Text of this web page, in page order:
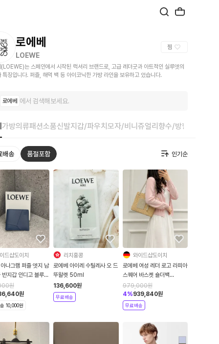
로에베
LOEWE
찜
는 스페인에서 시작된 럭셔리 브랜드로, 고급 레더굿과 아트적인 실루엣의
특징입니다. 퍼즐, 해먹 백 등 아이코닉한 가방 라인을 보유하고 있습니다.
로에베 에서 검색해보세요.
가방의류패션소품신발지갑/파우치 모자/비니 쥬얼리 향수/방향
배송 품절포함
드샵도이치
나그램 퍼즐 엣지 남
반지갑 인디고 블루
원
원
10,000원
리치홍콩
로에베 아이레 수틸레사 오 드
뚜왈렛 50ml
136,600원
무료배송
와이드샵도이치
로에베 여성 레더 로고 라피아
스퀘어 바스켓 숄더백
LIGHT AVENA
0011439940
979,000원
4%939,840원
무료배송